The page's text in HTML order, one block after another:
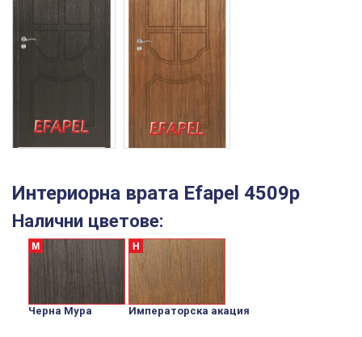
Интериорна врата Efapel 4509p
Налични цветове:
Черна Мура Императорска акация